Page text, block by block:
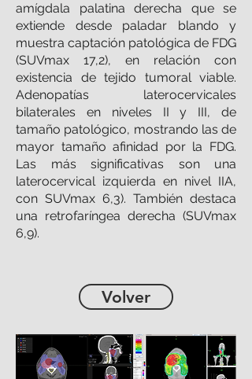
amígdala palatina derecha que se
extiende desde paladar blando y
muestra captación patológica de FDG
(SUVmax 17,2), en relación con
existencia de tejido tumoral viable.
Adenopatías laterocervicales
bilaterales en niveles II y III, de
tamaño patológico, mostrando las de
mayor tamaño afinidad por la FDG.
Las más significativas son una
laterocervical izquierda en nivel IIA,
con SUVmax 6,3). También destaca
una retrofaríngea derecha (SUVmax
6,9).
Volver